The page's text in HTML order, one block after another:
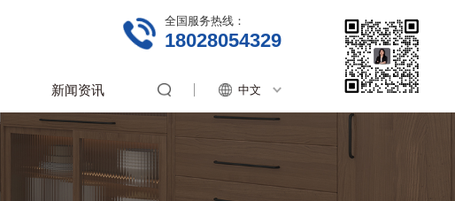
全国服务热线：
18028054329
新闻资讯 中文